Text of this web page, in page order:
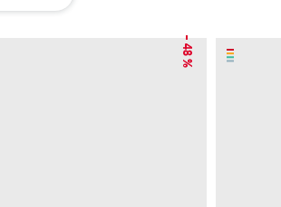
– 48 %